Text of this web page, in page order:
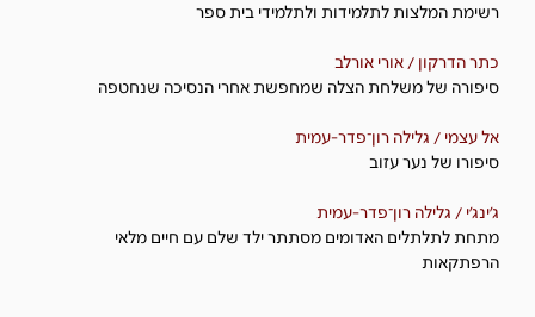
רשימת המלצות לתלמידות ולתלמידי בית ספר
כתר הדרקון / אורי אורלב
סיפורה של משלחת הצלה שמחפשת אחרי הנסיכה שנחטפה
אל עצמי / גלילה רון־פדר-עמית
סיפורו של נער עזוב
ג׳ינג׳י / גלילה רון־פדר-עמית
מתחת לתלתלים האדומים מסתתר ילד שלם עם חיים מלאי
הרפתקאות